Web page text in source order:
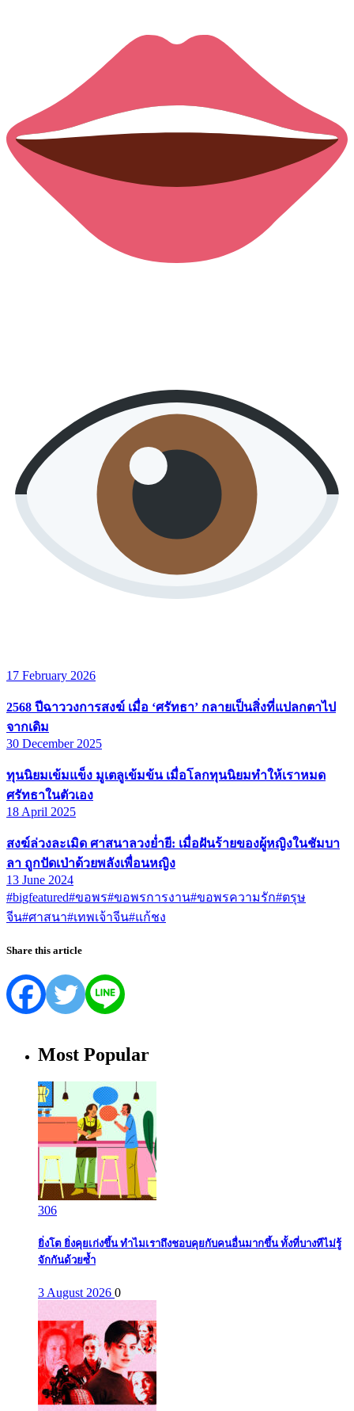
17 February 2026
2568 ปีฉาววงการสงฆ์ เมื่อ ‘ศรัทธา’ กลายเป็นสิ่งที่แปลกตาไป
จากเดิม
30 December 2025
ทุนนิยมเข้มแข็ง มูเตลูเข้มข้น เมื่อโลกทุนนิยมทำให้เราหมด
ศรัทธาในตัวเอง
18 April 2025
สงฆ์ล่วงละเมิด ศาสนาลวงย่ำยี: เมื่อฝันร้ายของผู้หญิงในชัมบา
ลา ถูกปัดเป่าด้วยพลังเพื่อนหญิง
13 June 2024
#bigfeatured#ขอพร#ขอพรการงาน#ขอพรความรัก#ตรุษ
จีน#ศาสนา#เทพเจ้าจีน#แก้ชง
Share this article
Most Popular
306
ยิ่งโต ยิ่งคุยเก่งขึ้น ทำไมเราถึงชอบคุยกับคนอื่นมากขึ้น ทั้งที่บางทีไม่รู้
จักกันด้วยซ้ำ
3 August 2026 0